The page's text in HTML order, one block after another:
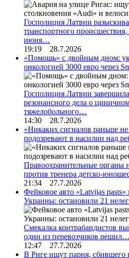
Госполиция Латвии
транспортного
июня…
19:19 28.7.2026
«Помощь» с двойным дном:
онкологией 3000 евро через
Госполиция Латвии
резонансного дела о
тяжелобольного…
14:30 28.7.2026
«Никаких сигналов раньше
подозревают в насилии над
Правоохранительные органы
против тренера детско-
21:34 27.7.2026
Фейковое авто «Latvijas
Украины: остановили 21
Смекалка контрабандистов
один из перевозчиков решил…
12:47 27.7.2026
В Риге ищут парня, сбившего